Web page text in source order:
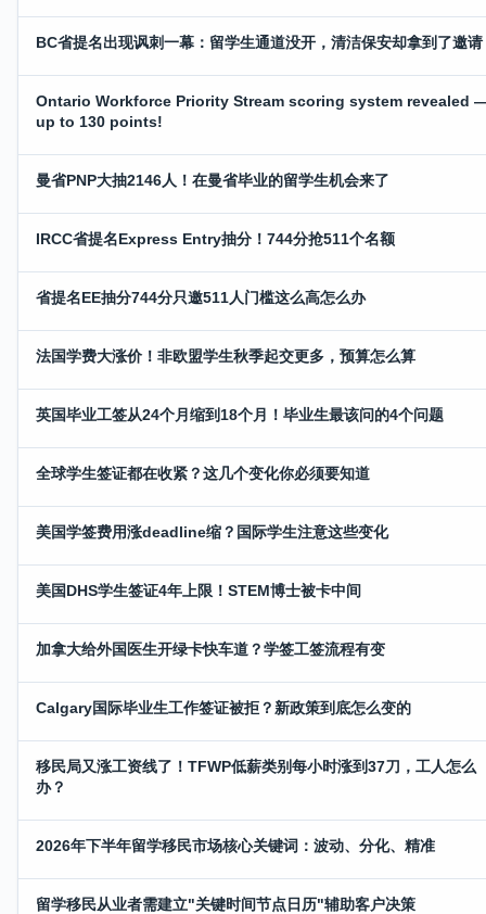
BC省提名出现讽刺一幕：留学生通道没开，清洁保安却拿到了邀请
Ontario Workforce Priority Stream scoring system revealed
up to 130 points!
曼省PNP大抽2146人！在曼省毕业的留学生机会来了
IRCC省提名Express Entry抽分！744分抢511个名额
省提名EE抽分744分只邀511人门槛这么高怎么办
法国学费大涨价！非欧盟学生秋季起交更多，预算怎么算
英国毕业工签从24个月缩到18个月！毕业生最该问的4个问题
全球学生签证都在收紧？这几个变化你必须要知道
美国学签费用涨deadline缩？国际学生注意这些变化
美国DHS学生签证4年上限！STEM博士被卡中间
加拿大给外国医生开绿卡快车道？学签工签流程有变
Calgary国际毕业生工作签证被拒？新政策到底怎么变的
移民局又涨工资线了！TFWP低薪类别每小时涨到37刀，工人怎么
办？
2026年下半年留学移民市场核心关键词：波动、分化、精准
留学移民从业者需建立"关键时间节点日历"辅助客户决策